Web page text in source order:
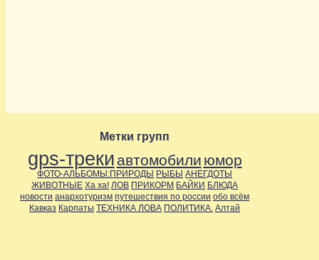
Метки групп
gps-треки автомобили юмор
ФОТО-АЛЬБОМЫ:ПРИРОДЫ РЫБЫ АНЕГДОТЫ
ЖИВОТНЫЕ Ха ха! ЛОВ ПРИКОРМ БАЙКИ БЛЮДА
новости анархотуризм путешествия по россии обо всём
Кавказ Карпаты ТЕХНИКА ЛОВА ПОЛИТИКА. Алтай